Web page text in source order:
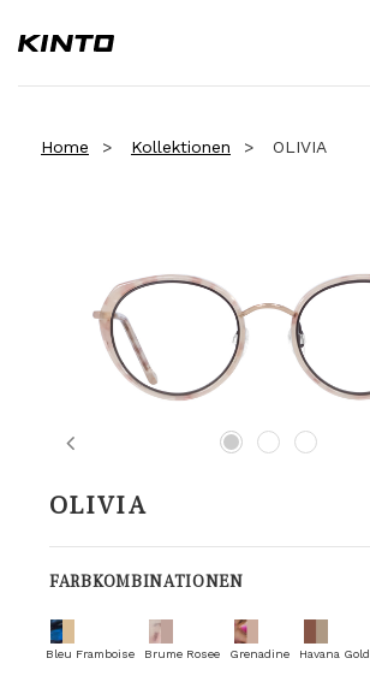
Home Kollektionen OLIVIA
Previous
OLIVIA
FARBKOMBINATIONEN
Bleu Framboise Brume Rosee Grenadine Havana Gold